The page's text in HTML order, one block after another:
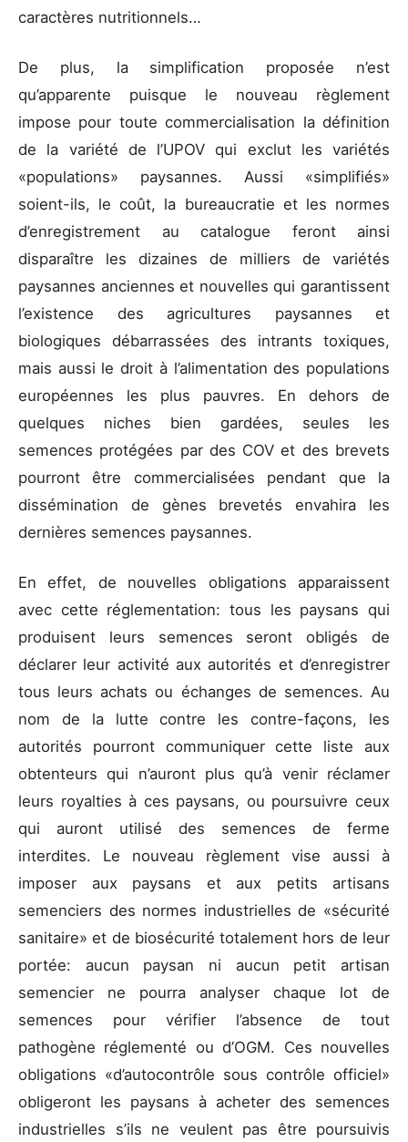
caractères nutritionnels…
De plus, la simplification proposée n’est
qu’apparente puisque le nouveau règlement
impose pour toute commercialisation la définition
de la variété de l’UPOV qui exclut les variétés
«populations» paysannes. Aussi «simplifiés»
soient-ils, le coût, la bureaucratie et les normes
d’enregistrement au catalogue feront ainsi
disparaître les dizaines de milliers de variétés
paysannes anciennes et nouvelles qui garantissent
l’existence des agricultures paysannes et
biologiques débarrassées des intrants toxiques,
mais aussi le droit à l’alimentation des populations
européennes les plus pauvres. En dehors de
quelques niches bien gardées, seules les
semences protégées par des COV et des brevets
pourront être commercialisées pendant que la
dissémination de gènes brevetés envahira les
dernières semences paysannes.
En effet, de nouvelles obligations apparaissent
avec cette réglementation: tous les paysans qui
produisent leurs semences seront obligés de
déclarer leur activité aux autorités et d’enregistrer
tous leurs achats ou échanges de semences. Au
nom de la lutte contre les contre-façons, les
autorités pourront communiquer cette liste aux
obtenteurs qui n’auront plus qu’à venir réclamer
leurs royalties à ces paysans, ou poursuivre ceux
qui auront utilisé des semences de ferme
interdites. Le nouveau règlement vise aussi à
imposer aux paysans et aux petits artisans
semenciers des normes industrielles de «sécurité
sanitaire» et de biosécurité totalement hors de leur
portée: aucun paysan ni aucun petit artisan
semencier ne pourra analyser chaque lot de
semences pour vérifier l’absence de tout
pathogène réglementé ou d’OGM. Ces nouvelles
obligations «d’autocontrôle sous contrôle officiel»
obligeront les paysans à acheter des semences
industrielles s’ils ne veulent pas être poursuivis